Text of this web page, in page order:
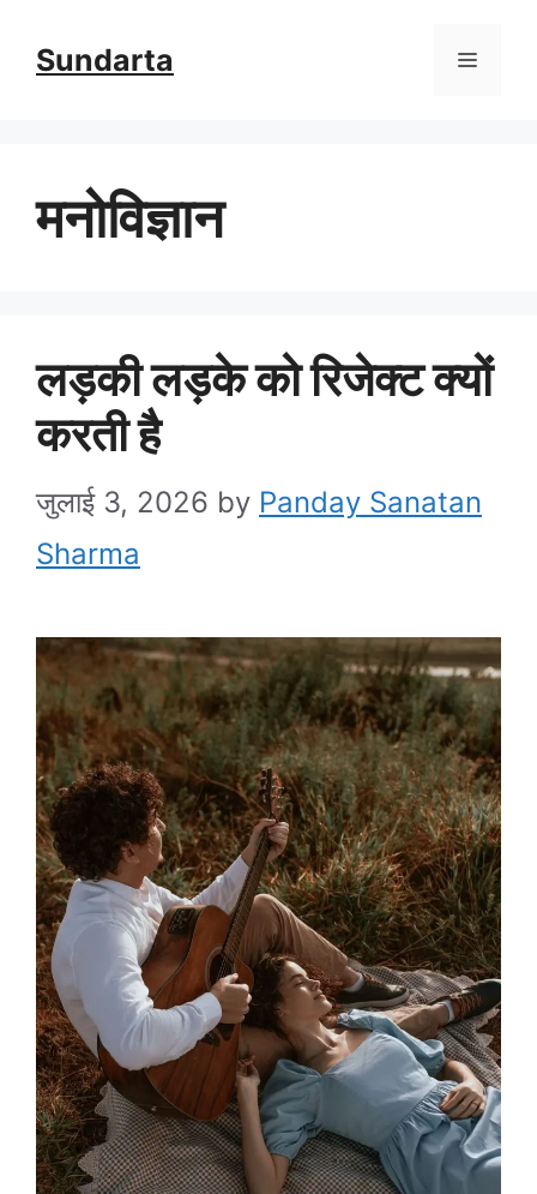
Sundarta Menu
मनोविज्ञान
लड़की लड़के को रिजेक्ट क्यों
करती है
जुलाई 3, 2026 by Panday Sanatan
Sharma